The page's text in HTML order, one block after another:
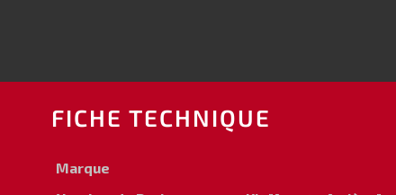
FICHE TECHNIQUE
Marque